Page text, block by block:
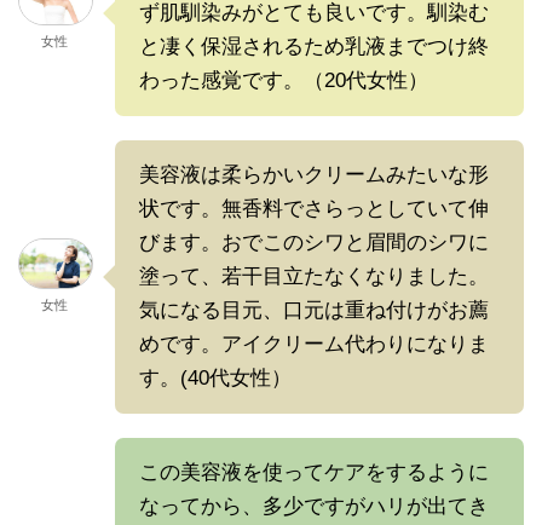
女性
ず肌馴染みがとても良いです。馴染む
と凄く保湿されるため乳液までつけ終
わった感覚です。（20代女性）
女性
美容液は柔らかいクリームみたいな形
状です。無香料でさらっとしていて伸
びます。おでこのシワと眉間のシワに
塗って、若干目立たなくなりました。
気になる目元、口元は重ね付けがお薦
めです。アイクリーム代わりになりま
す。(40代女性）
この美容液を使ってケアをするように
なってから、多少ですがハリが出てき